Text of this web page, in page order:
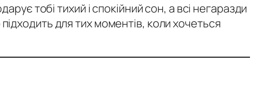
тобі тихий і спокійний сон, а всі негаразди
для тих моментів, коли хочеться